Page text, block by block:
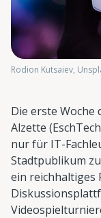
Rodion Kutsaiev,
Die erste Woche
Alzette
nur für IT-
Stadtpublikum
ein reichhaltiges